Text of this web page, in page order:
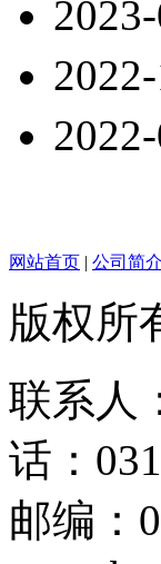
网站首页 | 公司简介
版权所
联系人
话：
邮编：